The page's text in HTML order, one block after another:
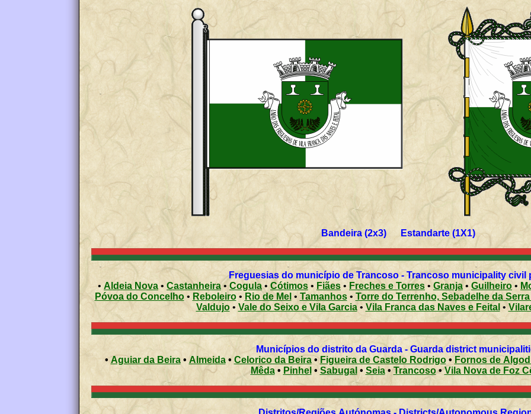
Bandeira (2x3) Estandarte (1X1)
Freguesias do município de Trancoso - Trancoso
• Aldeia Nova • Castanheira•Cogula • Cótimos • Fiães • Freches e Torres • Granja • Guilheiro •
Póvoa do Concelho• Reboleiro• Rio de Mel • Tamanhos• Torre do Terrenho, Sebadelhe da
Valdujo• Vale do Seixo e Vila Garcia• Vila Franca das Naves e Feital •
Municípios do distrito da Guarda - Guarda district
•Aguiar da Beira• Almeida•Celorico da Beira• Figueira de Castelo Rodrigo• Fornos de
Mêda• Pinhel •Sabugal • Seia•Trancoso•Vila Nova de Foz